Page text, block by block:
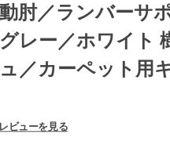
肘／ランバーサ
レー／ホワイト
／カーペット用
レビューを見る